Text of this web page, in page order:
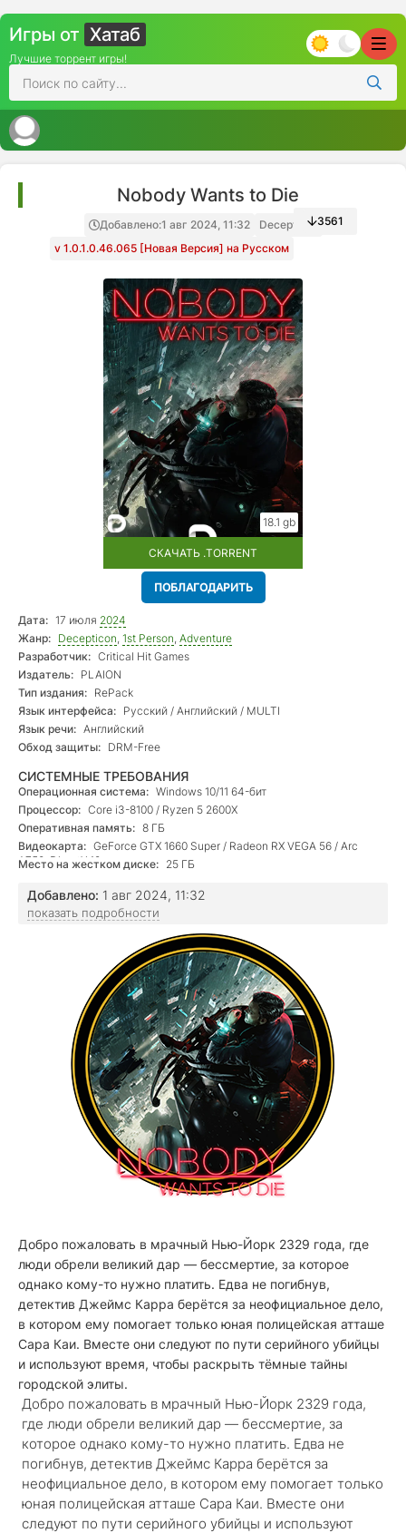
Игры от Хатаб
Лучшие торрент игры!
Nobody Wants to Die
Добавлено:1 авг 2024, 11:32
Decepticon
v 1.0.1.0.46.065 [Новая Версия] на Русском
3561
18.1 gb
СКАЧАТЬ .TORRENT
ПОБЛАГОДАРИТЬ
Дата: 17 июля 2024
Жанр: Decepticon, 1st Person, Adventure
Разработчик: Critical Hit Games
Издатель: PLAION
Тип издания: RePack
Язык интерфейса: Русский / Английский / MULTI
Язык речи: Английский
Обход защиты: DRM-Free
СИСТЕМНЫЕ ТРЕБОВАНИЯ
Операционная система: Windows 10/11 64-бит
Процессор: Core i3-8100 / Ryzen 5 2600X
Оперативная память: 8 ГБ
Видеокарта: GeForce GTX 1660 Super / Radeon RX VEGA 56 / Arc
A750, DirectX 12
Место на жестком диске: 25 ГБ
Добавлено: 1 авг 2024, 11:32
показать подробности
Добро пожаловать в мрачный Нью-Йорк 2329 года, где
люди обрели великий дар — бессмертие, за которое
однако кому-то нужно платить. Едва не погибнув,
детектив Джеймс Карра берётся за неофициальное дело,
в котором ему помогает только юная полицейская атташе
Сара Каи. Вместе они следуют по пути серийного убийцы
и используют время, чтобы раскрыть тёмные тайны
городской элиты.
Добро пожаловать в мрачный Нью-Йорк 2329 года,
где люди обрели великий дар — бессмертие, за
которое однако кому-то нужно платить. Едва не
погибнув, детектив Джеймс Карра берётся за
неофициальное дело, в котором ему помогает только
юная полицейская атташе Сара Каи. Вместе они
следуют по пути серийного убийцы и используют